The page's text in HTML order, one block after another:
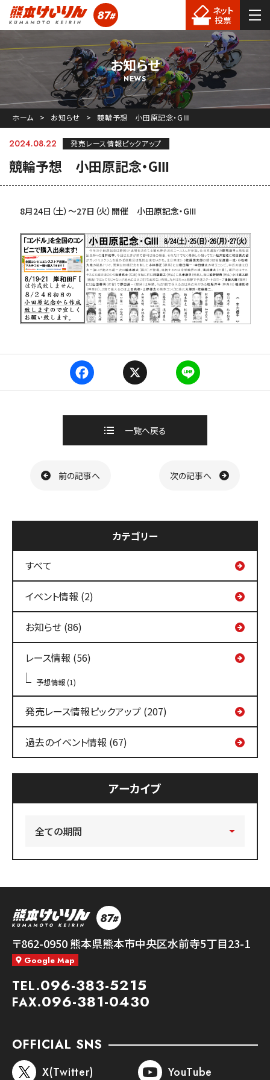
熊本競輪 87#
ネット
投票
お知らせ
NEWS
ホーム お知らせ 競輪予想 小田原記念・GⅢ
2024.08.22 発売レース情報ピックアップ
競輪予想 小田原記念・GⅢ
8月24日（土）〜27日（火）開催 小田原記念・GⅢ
F
e
o
X L
e
一覧へ戻る
前の記事へ 次の記事へ
カテゴリー
すべて
イベント情報 (2)
お知らせ (86)
レース情報 (56)
予想情報 (1)
発売レース情報ピックアップ (207)
過去のイベント情報 (67)
アーカイブ
熊本競輪 87#
〒862-0950熊本県熊本市中央区水前寺5丁目23-1
Google Map
TEL.096-383-5215
FAX.096-381-0430
OFFICIAL SNS
X(Twitter) YouTube